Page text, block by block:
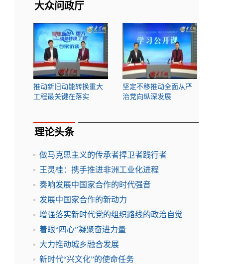
大众问政厅
推动新旧动能转换重大
工程最关键在落实
坚定不移推动全面从严
治党向纵深发展
理论头条
做马克思主义的传承者捍卫者践行者
王灵桂：携手推进非洲工业化进程
奏响发展中国家合作的时代强音
发展中国家合作的新动力
增强落实新时代党的组织路线的政治自觉
着眼“四心”凝聚奋进力量
大力推动城乡融合发展
新时代“兴文化”的使命任务